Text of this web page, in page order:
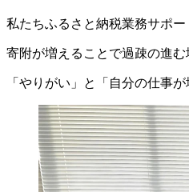
私たちふるさと納税業務サポ
寄附が増えることで過疎の進む
「やりがい」と「自分の仕事